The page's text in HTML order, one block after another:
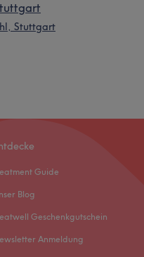
Stuttgart
Guide
Blog
Geschenkgutschein
Anmeldung